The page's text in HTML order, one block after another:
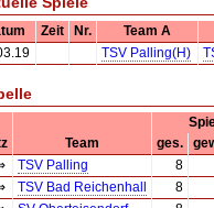
Zeit Nr.
Team A
TSV Palling(H)
Team ges.
TSV Palling
8
TSV Bad Reichenhall
8